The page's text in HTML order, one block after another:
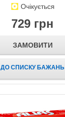
Очікується
729 грн
ЗАМОВИТИ
ДО СПИСКУ БАЖАНЬ